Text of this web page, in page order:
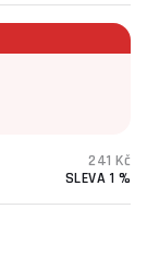
241 Kč
SLEVA 1 %